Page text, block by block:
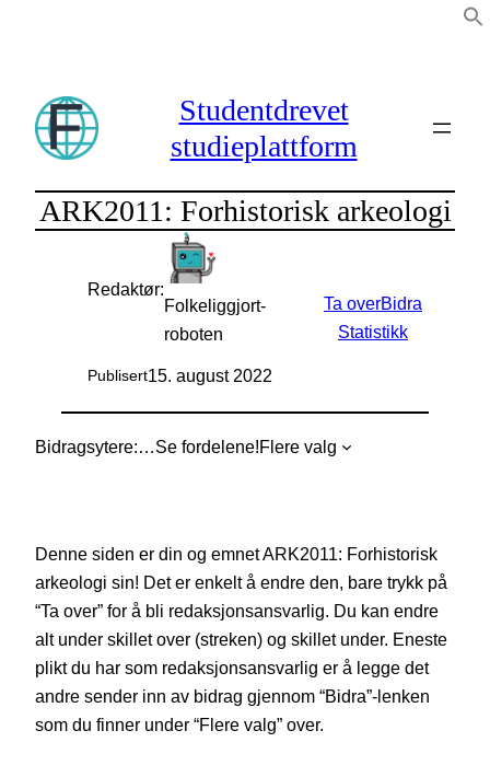
Studentdrevet
studieplattform
ARK2011: Forhistorisk arkeologi
Redaktør:
Folkeliggjort-
roboten
Publisert15. august 2022
Ta overBidra
Statistikk
Bidragsytere: Se fordelene!Flere valg
Denne siden er din og emnet ARK2011: Forhistorisk
arkeologi sin! Det er enkelt å endre den, bare trykk på
“Ta over” for å bli redaksjonsansvarlig. Du kan endre
alt under skillet over (streken) og skillet under. Eneste
plikt du har som redaksjonsansvarlig er å legge det
andre sender inn av bidrag gjennom “Bidra”-lenken
som du finner under “Flere valg” over.